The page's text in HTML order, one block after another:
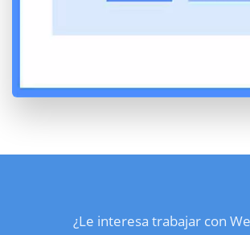
¿Le interesa trabajar con